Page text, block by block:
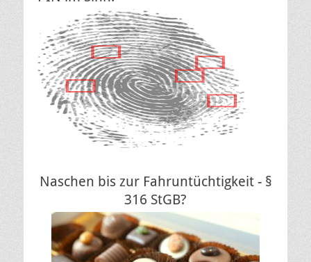
Naschen bis zur Fahruntüchtigkeit - §
316 StGB?